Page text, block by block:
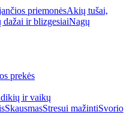
priemonėsAkių tušai,
dažai ir blizgesiaiNagų
prekės
ir vaikų
SkausmasStresui mažintiSvorio